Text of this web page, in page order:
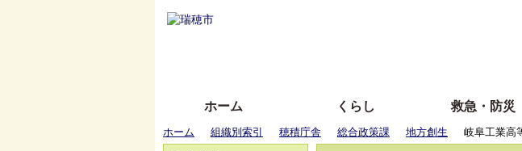
ホーム くらし 救急・防災
ホーム 組織別索引 穂積庁舎 総合政策課 地方創生 岐阜工業高